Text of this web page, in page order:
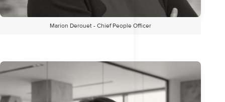
Marion Derouet - Chief People Officer